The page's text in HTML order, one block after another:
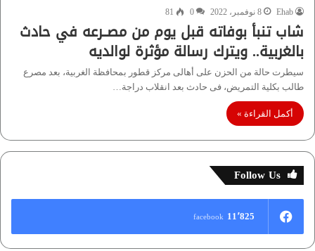
Ehab 8 نوفمبر، 2022 0
81
شاب تنبأ بوفاته قبل يوم من مصــرعه في حادث
بالغربية.. ويترك رسالة مؤثرة لوالديه
سيطرت حالة من الحزن على أهالى مركز قطور بمحافظة الغربية، بعد مصرع
طالب بكلية التمريض، فى حادث بعد انقلاب دراجة…
أكمل القراءة »
Follow Us
11٬825 facebook